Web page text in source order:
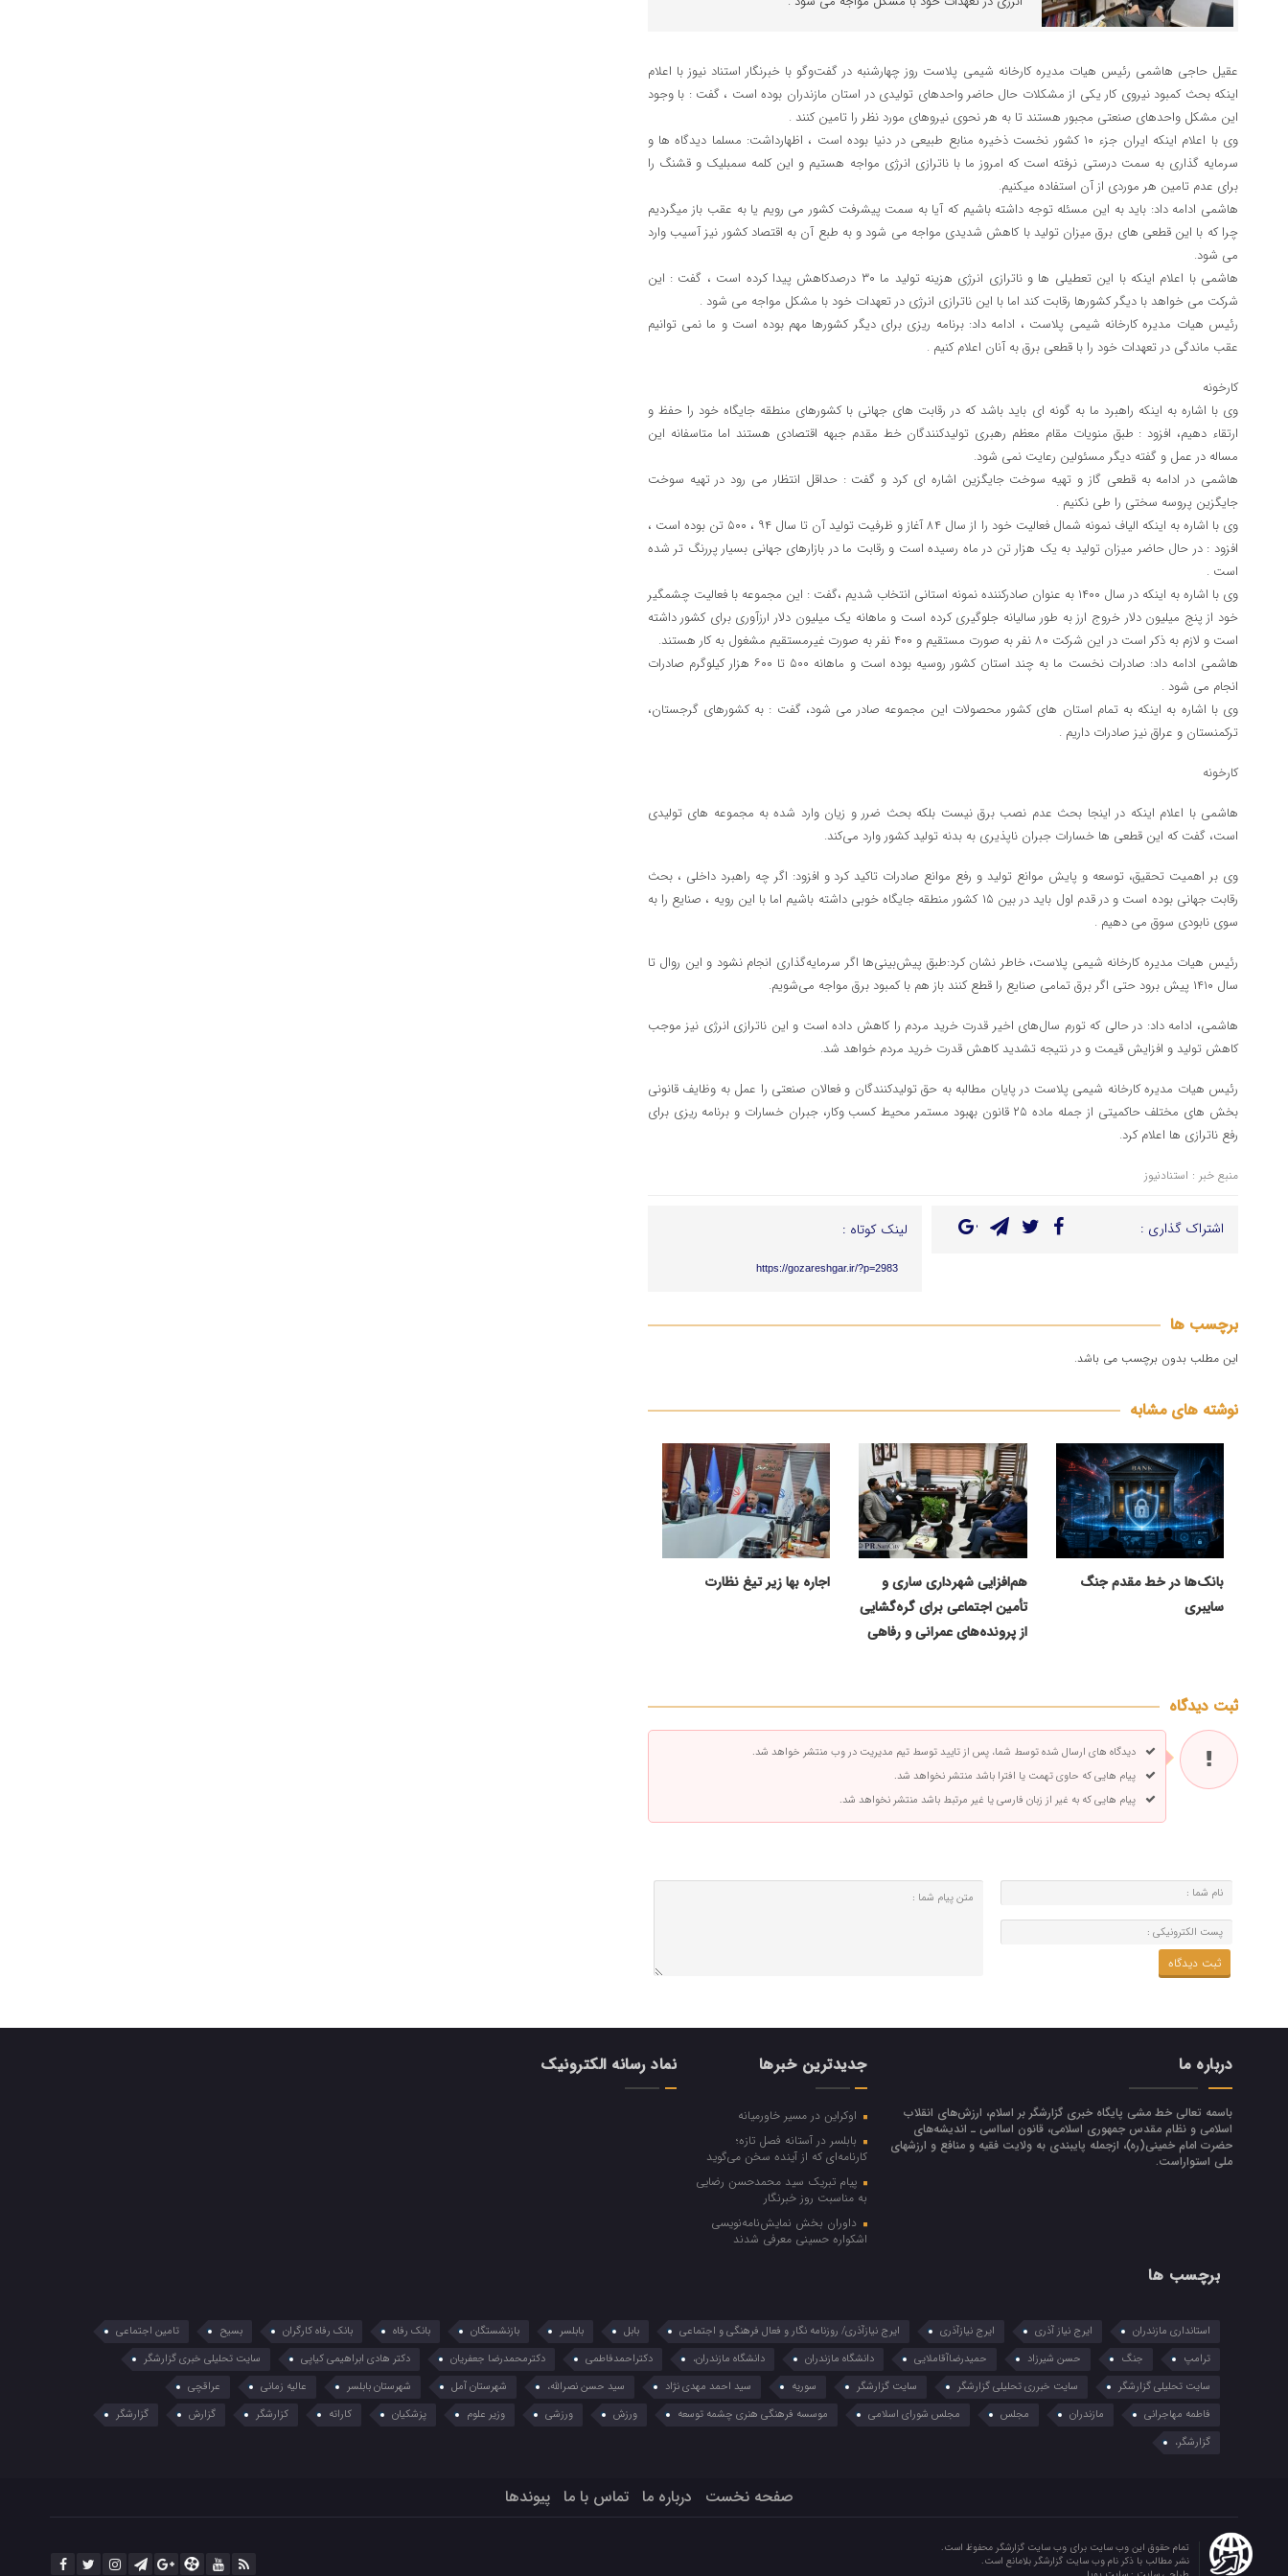
عقیل حاجی هاشمی رئیس هیات مدیره کارخانه شیمی پلاست روز چهارشنبه در گفت‌وگو با خبرنگار استناد نیوز با اعلام
اینکه بحث کمبود نیروی کار یکی از مشکلات حال حاضر واحدهای تولیدی در استان مازندران بوده است ، گفت : با وجود
این مشکل واحدهای صنعتی مجبور هستند تا به هر نحوی نیروهای مورد نظر را تامین کنند .
وی با اعلام اینکه ایران جزء ۱۰ کشور نخست ذخیره منابع طبیعی در دنیا بوده است ، اظهارداشت: مسلما دیدگاه ها و
سرمایه گذاری به سمت درستی نرفته است که امروز ما با ناترازی انرژی مواجه هستیم و این کلمه سمبلیک و قشنگ را
برای عدم تامین هر موردی از آن استفاده میکنیم.
هاشمی ادامه داد: باید به این مسئله توجه داشته باشیم که آیا به سمت پیشرفت کشور می رویم یا به عقب باز میگردیم
چرا که با این قطعی های برق میزان تولید با کاهش شدیدی مواجه می شود و به طبع آن به اقتصاد کشور نیز آسیب وارد
می شود.
هاشمی با اعلام اینکه با این تعطیلی ها و ناترازی انرژی هزینه تولید ما ۳۰ درصدکاهش پیدا کرده است ، گفت : این
شرکت می خواهد با دیگر کشورها رقابت کند اما با این ناترازی انرژی در تعهدات خود با مشکل مواجه می شود .
رئیس هیات مدیره کارخانه شیمی پلاست ، ادامه داد: برنامه ریزی برای دیگر کشورها مهم بوده است و ما نمی توانیم
عقب ماندگی در تعهدات خود را با قطعی برق به آنان اعلام کنیم .
کارخونه
وی با اشاره به اینکه راهبرد ما به گونه ای باید باشد که در رقابت های جهانی با کشورهای منطقه جایگاه خود را حفظ و
ارتقاء دهیم، افزود : طبق منویات مقام معظم رهبری تولیدکنندگان خط مقدم جبهه اقتصادی هستند اما متاسفانه این
مساله در عمل و گفته دیگر مسئولین رعایت نمی شود.
هاشمی در ادامه به قطعی گاز و تهیه سوخت جایگزین اشاره ای کرد و گفت : حداقل انتظار می رود در تهیه سوخت
جایگزین پروسه سختی را طی نکنیم .
وی با اشاره به اینکه الیاف نمونه شمال فعالیت خود را از سال ۸۴ آغاز و ظرفیت تولید آن تا سال ۹۴ ، ۵۰۰ تن بوده است ،
افزود : در حال حاضر میزان تولید به یک هزار تن در ماه رسیده است و رقابت ما در بازارهای جهانی بسیار پررنگ تر شده
است .
وی با اشاره به اینکه در سال ۱۴۰۰ به عنوان صادرکننده نمونه استانی انتخاب شدیم ،گفت : این مجموعه با فعالیت چشمگیر
خود از پنج میلیون دلار خروج ارز به طور سالیانه جلوگیری کرده است و ماهانه یک میلیون دلار ارزآوری برای کشور داشته
است ‌و لازم به ذکر است در این شرکت ۸۰ نفر به صورت مستقیم و ۴۰۰ نفر به صورت غیرمستقیم مشغول به کار هستند.
هاشمی ادامه داد: صادرات نخست ما به چند استان کشور روسیه بوده است و ماهانه ۵۰۰ تا ۶۰۰ هزار کیلوگرم صادرات
انجام می شود .
وی با اشاره به اینکه به تمام استان های کشور محصولات این مجموعه صادر می شود، گفت : به کشورهای گرجستان،
ترکمنستان و عراق نیز صادرات داریم .
کارخونه
هاشمی با اعلام اینکه در اینجا بحث عدم نصب برق نیست بلکه بحث ضرر و زیان وارد شده به مجموعه های تولیدی
است، گفت که این قطعی ها خسارات جبران ناپذیری به بدنه تولید کشور وارد می‌کند.
وی بر اهمیت تحقیق، توسعه و پایش موانع تولید و رفع موانع صادرات تاکید کرد و افزود: اگر چه راهبرد داخلی ، بحث
رقابت جهانی بوده است و در قدم اول باید در بین ۱۵ کشور منطقه جایگاه خوبی داشته باشیم اما با این رویه ، صنایع را به
سوی نابودی سوق می دهیم .
رئیس هیات مدیره کارخانه شیمی پلاست، خاطر نشان کرد:طبق پیش‌بینی‌ها اگر سرمایه‌گذاری انجام نشود و این روال تا
سال ۱۴۱۰ پیش برود حتی اگر برق تمامی صنایع را قطع کنند باز هم با کمبود برق مواجه می‌شویم.
هاشمی، ادامه داد: در حالی که تورم سال‌های اخیر قدرت خرید مردم را کاهش داده است و این ناترازی انرژی نیز موجب
کاهش تولید و افزایش قیمت و در نتیجه تشدید کاهش قدرت خرید مردم خواهد شد.
رئیس هیات مدیره کارخانه شیمی پلاست در پایان مطالبه به حق تولیدکنندگان و فعالان صنعتی را عمل به وظایف قانونی
بخش های مختلف حاکمیتی از جمله ماده ۲۵ قانون بهبود مستمر محیط کسب و‌کار، جبران خسارات و برنامه ریزی برای
رفع ناترازی ها اعلام کرد.
منبع خبر : استنادنیوز
اشتراک گذاری : لینک کوتاه :
https://gozareshgar.ir/?p=2983
برچسب ها
این مطلب بدون برچسب می باشد.
نوشته های مشابه
بانک‌ها در خط مقدم جنگ
سایبری
هم‌افزایی شهرداری ساری و
تأمین اجتماعی برای گره‌گشایی
از پرونده‌های عمرانی و رفاهی
اجاره بها زیر تیغ نظارت
ثبت دیدگاه
دیدگاه های ارسال شده توسط شما، پس از تایید توسط تیم مدیریت در وب منتشر خواهد شد.
پیام هایی که حاوی تهمت یا افترا باشد منتشر نخواهد شد.
پیام هایی که به غیر از زبان فارسی یا غیر مرتبط باشد منتشر نخواهد شد.
درباره ما
باسمه تعالی خط مشی پایگاه خبری گزارشگر بر اسلام، ارزش‌هاي انقلاب
اسلامي و نظام مقدس جمهوري اسلامي، قانون اسااسی ـ انديشه‌هاي
حضرت امام خميني(ره)، ازجمله پایبندی به ولايت فقيه و منافع و ارزشهاي
ملي استواراست.
جدیدترین خبرها
اوکراین در مسیر خاورمیانه
بابلسر در آستانه فصل تازه؛
کارنامه‌ای که از آینده سخن می‌گوید
پیام تبریک سید محمدحسن رضایی
به مناسبت روز خبرنگار
داوران بخش نمایش‌نامه‌نویسی
اشکواره حسینی معرفی شدند
نماد رسانه الکترونیک
برچسب ها
استانداری مازندران ایرج نیاز آذری ایرج نیازآذری ایرج نیازآذری/ روزنامه نگار و فعال فرهنگی و اجتماعی بابل بابلسر بازنشستگان بانک رفاه بانک رفاه کارگران بسیح
تامین اجتماعی
ترامپ
جنگ حسن شیرزاد حمیدرضاآقاملایی دانشگاه مازندران دانشگاه مازندران، دکتراحمدفاطمی دکترمحمدرضا جعفریان دکتر هادی ابراهیمی کیاپی
سایت تحلیلی خبری گزارشگر
سایت تحلیلی گزارشگر
سایت خبرری تحلیلی گزارشگر سایت گزارشگر سوریه سید احمد مهدی نژاد سید حسن نصرالله، شهرستان آمل شهرستان بابلسر عالیه زمانی
عراقچی
فاطمه مهاجرانی
مازندران مجلس مجلس شورای اسلامی موسسه فرهنگی هنری چشمه توسعه ورزش ورزشی وزیر علوم پزشکیان کاراته کزارشگر گزارش
گزارشگر
گزارشگر،
صفحه نخست درباره ما تماس با ما پیوندها
تمام حقوق این وب سایت برای وب سایت گزارشگر محفوظ است.
نشر مطالب با ذکر نام وب سایت گزارشگر بلامانع است.